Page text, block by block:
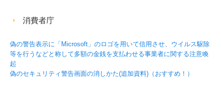
消費者庁
偽の警告表示に「Microsoft」のロゴを用いて信用させ、ウイルス駆除
等を行うなどと称して多額の金銭を支払わせる事業者に関する注意喚
起
偽のセキュリティ警告画面の消しかた(追加資料)（おすすめ！）